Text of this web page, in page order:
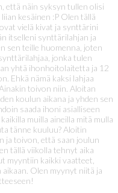
että näin syksyn tullen olisi
kesäinen :P Olen tällä
vielä kivat ja synttärini
itselleni synttärilahjan ja
sen teille huomenna, joten
jonka tulen
yhtä ihonhoitolaitetta ja 12
Ehkä nämä kaksi lahjaa
toivon niin. Aloitan
koulun aikana ja yhden sen
saada ihoni asialliseen
muilla aineilla mitä mulla
tänne kuuluu? Aloitin
ja toivon, että saan joulun
tällä viikolla tehnyt aika
myyntiin kaikki vaatteet,
Olen myynyt niitä ja